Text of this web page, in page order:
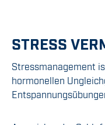
STRESS
Stressmanagement
hormonellen